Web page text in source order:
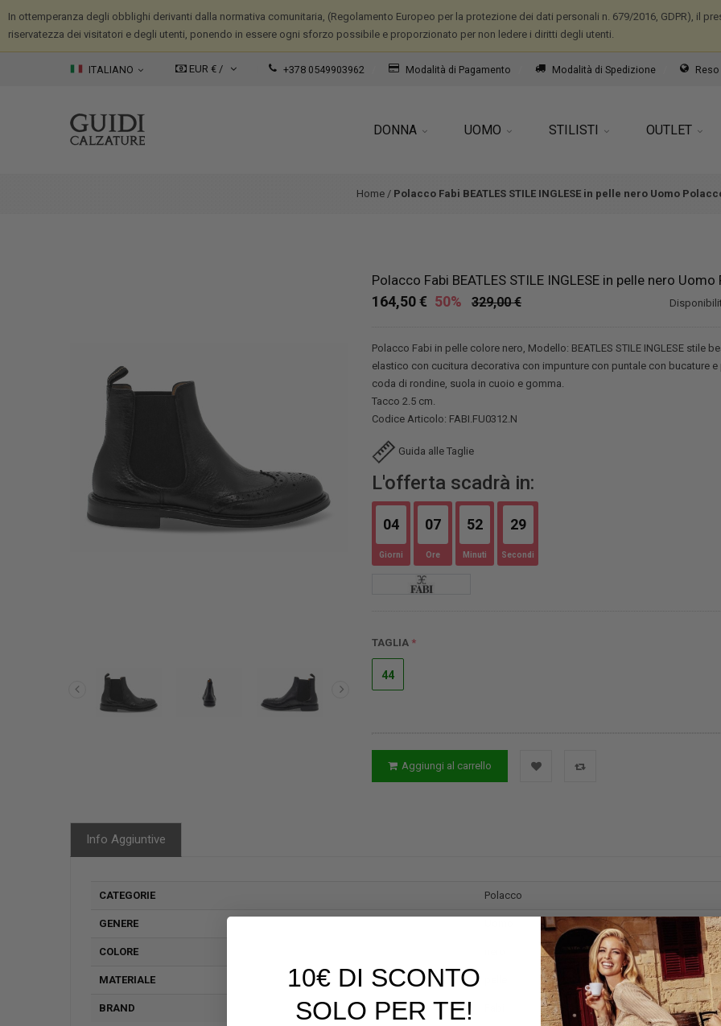
In ottemperanza degli obblighi derivanti dalla normativa comunitaria, (Regolamento Europeo per la protezione dei dati personali n. 679/2016, GDPR), il
riservatezza dei visitatori e degli utenti, ponendo in essere ogni sforzo possibile e proporzionato per non ledere i diritti degli utenti.
ITALIANO EUR € / +378 0549903962 Modalità di Pagamento Modalità di Spedizione
DONNA UOMO STILISTI OUTLET
Home / Polacco Fabi BEATLES STILE INGLESE in pelle nero Uomo
Polacco Fabi BEATLES STILE INGLESE in pelle nero
329,00 €
164,50 € 50%
Polacco Fabi in pelle colore nero, Modello: BEATLES STILE INGLESE stile
elastico con cucitura decorativa con impunture con puntale con bucature e
coda di rondine, suola in cuoio e gomma.
Tacco 2.5 cm.
Codice Articolo: FABI.FU0312.N
Guida alle Taglie
L'offerta scadrà in:
04
Giorni
07
Ore
52
Minuti
28
Secondi
TAGLIA
44
Aggiungi al carrello
Info Aggiuntive
CATEGORIE Polacco
GENERE
COLORE
MATERIALE
BRAND
10€ DI SCONTO
SOLO PER TE!